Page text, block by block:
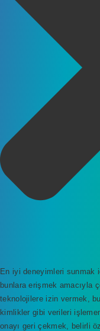
En iyi deneyimleri sunmak
bunlara erişmek amacıyla
teknolojilere izin vermek,
kimlikler gibi verileri
onayı geri çekmek, belirli